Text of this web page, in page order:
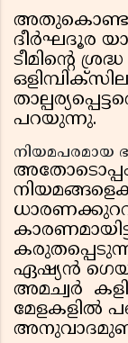
ദീർഘദൂര
ടീമിന്റെ
പറയുന്നു.
നിയമപരമായ
ഏഷ്യൻ
അമച്വർ
മേളകളിൽ